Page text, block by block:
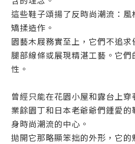
這些鞋子頌揚了反時尚潮流：
矯揉造作。
園藝木屐務實至上，它們不追
腿部線條或展現精湛工藝。它
性。
曾經只能在花園小屋和露台上
業餘園丁和日本老爺爺們鍾愛
身時尚潮流的中心。
拋開它那略顯笨拙的外形，它